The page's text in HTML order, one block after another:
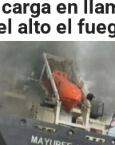
en
alto el